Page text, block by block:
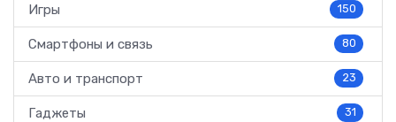
Игры 150
Смартфоны и связь 80
Авто и транспорт 23
Гаджеты 31